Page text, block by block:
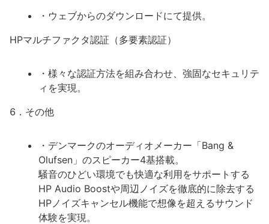
・ウェブからのダウンロードにて提供。
HPマルチファクタ認証（多要素認証）
・様々な認証方法を組み合わせ、強固なセキュリテ
ィを実現。
6．その他
・デンマークのオーディオメーカー「Bang &
Olufsen」のスピーカー4基搭載。
騒音のひどい環境でも快適な利用をサポートする
HP Audio Boostや周辺ノイズを徹底的に除去する
HPノイズキャンセル機能で想像を超えるサウンド
体験を実現。